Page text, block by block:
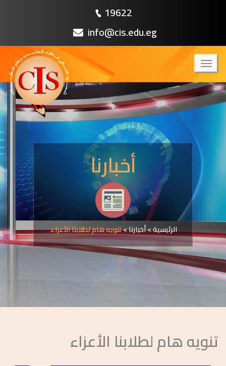
19622
info@cis.edu.eg
أخبارنا
الرئيسية>أخبارنا>تنويه هام لطلابنا الأعزاء
تنويه هام لطلابنا الأعزاء